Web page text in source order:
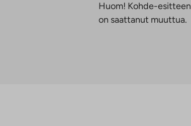
Huom! Kohde-
on saattanut muuttua.